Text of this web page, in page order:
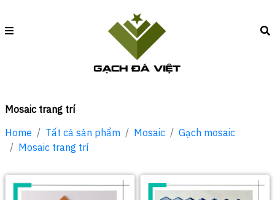
Mosaic trang trí
Home
Tất cả sản phẩm Mosaic
Gạch mosaic
Mosaic trang trí